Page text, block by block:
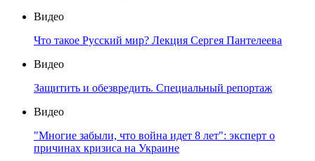
Видео
Что такое Русский мир? Лекция Сергея Пантелеева
Видео
Защитить и обезвредить. Специальный репортаж
Видео
"Многие забыли, что война идет 8 лет": эксперт о
причинах кризиса на Украине